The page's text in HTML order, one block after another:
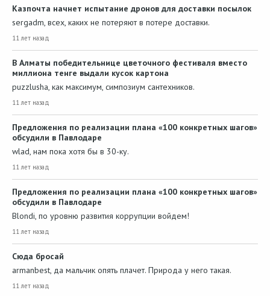
Казпочта начнет испытание дронов для доставки посылок
sergadm, всех, каких не потеряют в потере доставки.
11 лет назад
В Алматы победительнице цветочного фестиваля вместо
миллиона тенге выдали кусок картона
puzzlusha, как максимум, симпозиум сантехников.
11 лет назад
Предложения по реализации плана «100 конкретных шагов»
обсудили в Павлодаре
wlad, нам пока хотя бы в 30-ку.
11 лет назад
Предложения по реализации плана «100 конкретных шагов»
обсудили в Павлодаре
Blondi, по уровню развития коррупции войдем!
11 лет назад
Сюда бросай
armanbest, да мальчик опять плачет. Природа у него такая.
11 лет назад